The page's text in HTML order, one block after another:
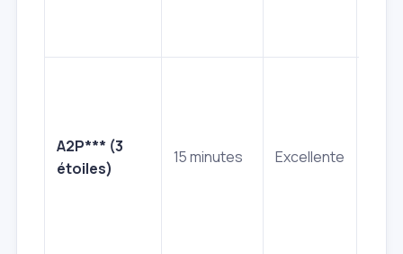
A2P*** (3
étoiles)
15 minutes Excellente